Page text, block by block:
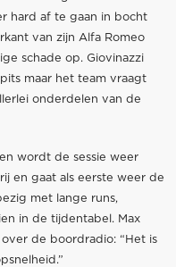
hard af te gaan in bocht
van zijn Alfa Romeo
schade op. Giovinazzi
maar het team vraagt
onderdelen van de
wordt de sessie weer
en gaat als eerste weer de
met lange runs,
in de tijdentabel. Max
de boordradio: “Het is